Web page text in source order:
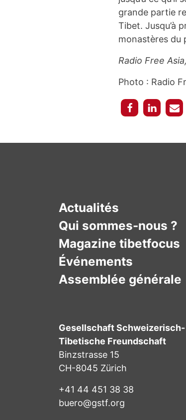
grande partie
Tibet. Jusqu’à
monastères du
Radio Free
Photo : Radio
Actualités
Qui sommes-nous ?
Magazine tibetfocus
Événements
Assemblée générale
Gesellschaft Schweizerisch-
Tibetische Freundschaft
Binzstrasse 15
CH-8045 Zürich
+41 44 451 38 38
buero@gstf.org